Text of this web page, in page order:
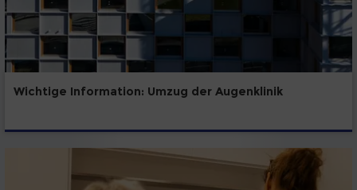
Wichtige Information: Umzug der Augenklinik